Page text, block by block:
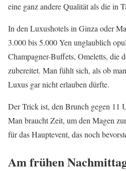
eine ganz andere Qualität als die in
In den Luxushotels in Ginza oder
3.000 bis 5.000 Yen unglaublich
Champagner-Buffets, Omeletts, die
zubereitet. Man fühlt sich, als ob
Luxus gar nicht erlauben dürfte.
Der Trick ist, den Brunch gegen 11
Man braucht Zeit, um den Magen
für das Hauptevent, das noch
Am frühen